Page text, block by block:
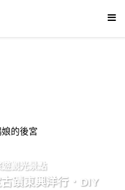
油太厚-鵝娘的後宮
遊觀光景點
蹟東興洋行．DIY